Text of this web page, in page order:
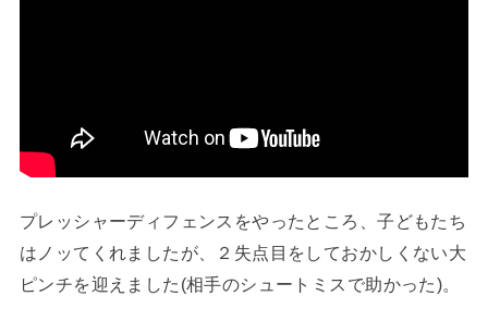
プレッシャーディフェンスをやったところ、子どもたち
はノッてくれましたが、２失点目をしておかしくない大
ピンチを迎えました(相手のシュートミスで助かった)。